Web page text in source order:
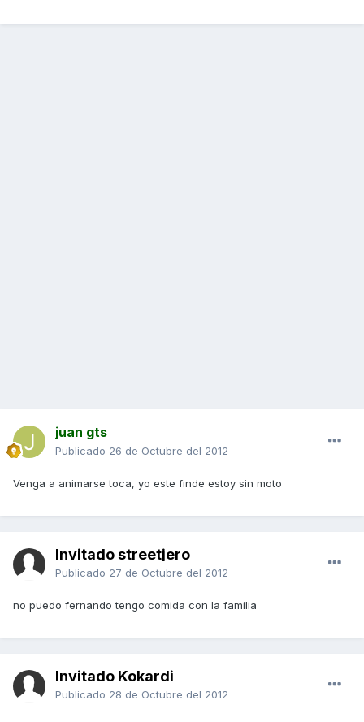
juan gts
Publicado 26 de Octubre del 2012
Venga a animarse toca, yo este finde estoy sin moto
Invitado streetjero
Publicado 27 de Octubre del 2012
no puedo fernando tengo comida con la familia
Invitado Kokardi
Publicado 28 de Octubre del 2012